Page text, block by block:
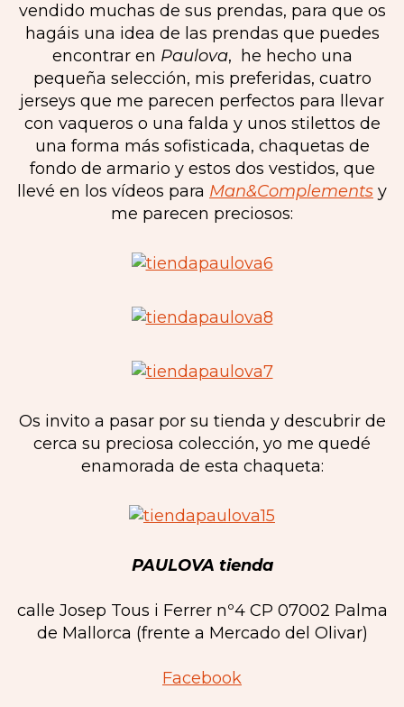
vendido muchas de sus prendas, para que os
hagáis una idea de las prendas que puedes
encontrar en Paulova, he hecho una
pequeña selección, mis preferidas, cuatro
jerseys que me parecen perfectos para llevar
con vaqueros o una falda y unos stilettos de
una forma más sofisticada, chaquetas de
fondo de armario y estos dos vestidos, que
llevé en los vídeos para Man&Complements y
me parecen preciosos:
Os invito a pasar por su tienda y descubrir de
cerca su preciosa colección, yo me quedé
enamorada de esta chaqueta:
PAULOVA tienda
calle Josep Tous i Ferrer nº4 CP 07002 Palma
de Mallorca (frente a Mercado del Olivar)
Facebook